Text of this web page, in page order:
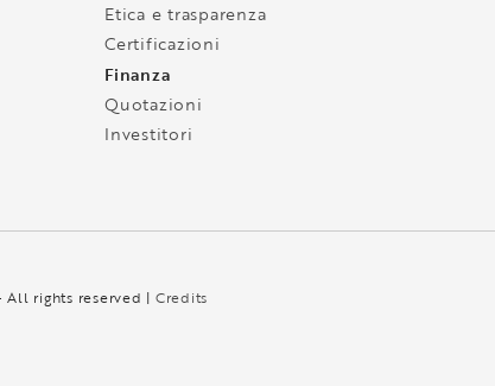
Etica e trasparenza
Certificazioni
Finanza
Quotazioni
Investitori
All rights reserved | Credits